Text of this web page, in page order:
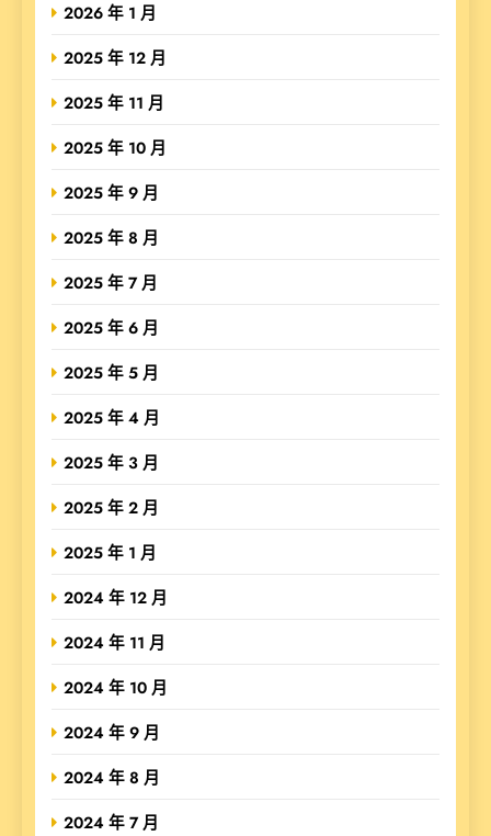
2026 年 1 月
2025 年 12 月
2025 年 11 月
2025 年 10 月
2025 年 9 月
2025 年 8 月
2025 年 7 月
2025 年 6 月
2025 年 5 月
2025 年 4 月
2025 年 3 月
2025 年 2 月
2025 年 1 月
2024 年 12 月
2024 年 11 月
2024 年 10 月
2024 年 9 月
2024 年 8 月
2024 年 7 月